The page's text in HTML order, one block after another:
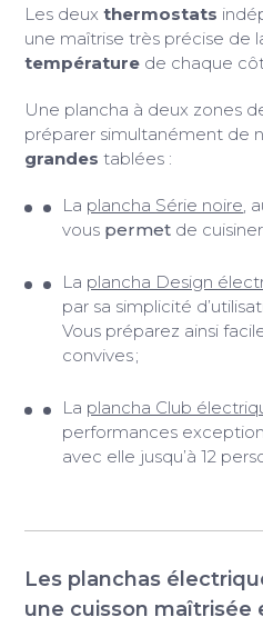
Les deuxthermostats
une maîtrise très précise de
température de chaque
Une plancha à deux zones
préparer simultanément de
grandes tablées :
La plancha Série noire,
vous permet de
La plancha Design
par sa simplicité
Vous préparez ainsi
convives ;
La plancha Club
performances
avec elle jusqu’à 12
Les planchas
une cuisson maîtrisée